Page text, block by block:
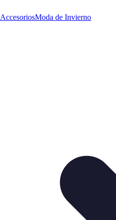
AccesoriosModa de Invierno